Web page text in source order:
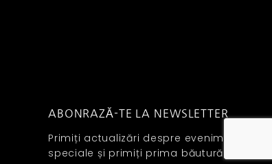
ABONRAZĂ-TE LA NEWSLETTER
Primiți actualizări despre evenimente
speciale și primiți prima băutură de la